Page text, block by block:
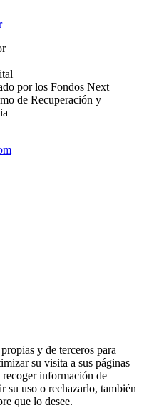
por los Fondos Next
de Recuperación y
y de terceros para
su visita a sus páginas
información de
su uso o rechazarlo, también
que lo desee.